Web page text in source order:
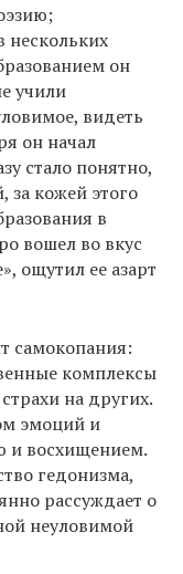
нескольких
он
учили
видеть
он начал
стало понятно,
за кожей этого
в
вошел во вкус
ощутил ее азарт
самокопания:
комплексы
на других.
эмоций и
и восхищением.
гедонизма,
рассуждает о
неуловимой